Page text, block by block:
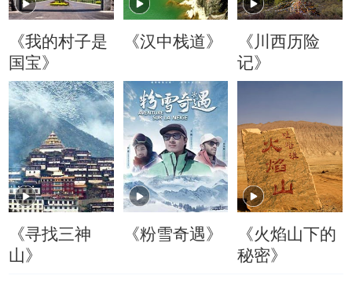
《我的村子是
国宝》
《汉中栈道》
《川西历险
记》
《寻找三神
山》
《粉雪奇遇》
《火焰山下的
秘密》